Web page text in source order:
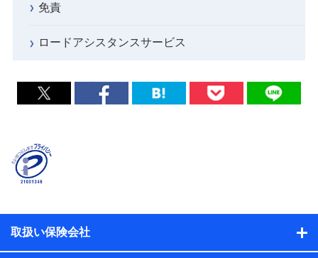
免責
ロードアシスタンスサービス
取扱い保険会社